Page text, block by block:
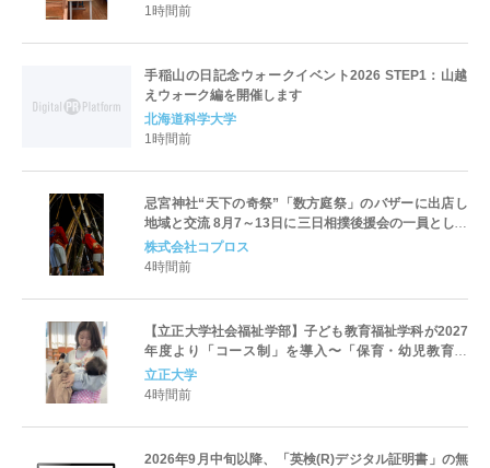
1時間前
手稲山の日記念ウォークイベント2026 STEP1：山越
えウォーク編を開催します
北海道科学大学
1時間前
忌宮神社“天下の奇祭”「数方庭祭」のバザーに出店し
地域と交流 8月7～13日に三日相撲後援会の一員として
参加
株式会社コプロス
4時間前
【立正大学社会福祉学部】子ども教育福祉学科が2027
年度より「コース制」を導入〜「保育・幼児教育」
「初等教育」「子ども心理」の3コースを新設し、目指
すキャリアと学びを明確化〜
立正大学
4時間前
2026年9月中旬以降、「英検(R)デジタル証明書」の無